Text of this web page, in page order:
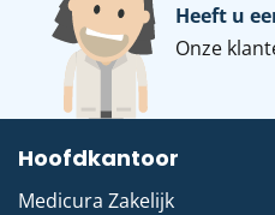
Heeft u
Onze
Hoofdkantoor
Medicura Zakelijk